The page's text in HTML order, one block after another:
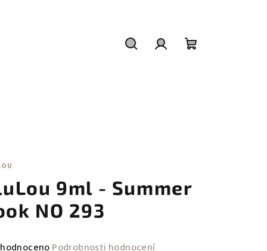
9ml - Summer
NO 293
Podrobnosti hodnocení